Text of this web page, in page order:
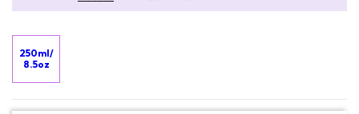
250ml/
8.5oz